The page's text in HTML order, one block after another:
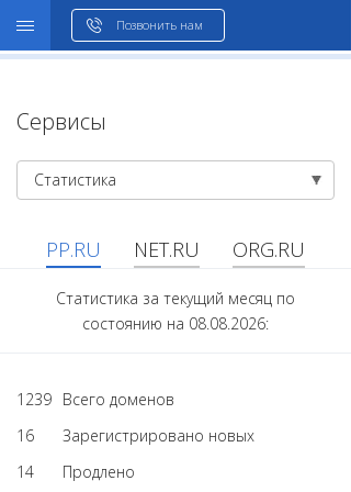
Позвонить нам
Сервисы
Статистика
PP.RU NET.RU ORG.RU
Статистика за текущий месяц по
состоянию на 08.08.2026:
1239 Всего доменов
16
Зарегистрировано новых
14
Продлено